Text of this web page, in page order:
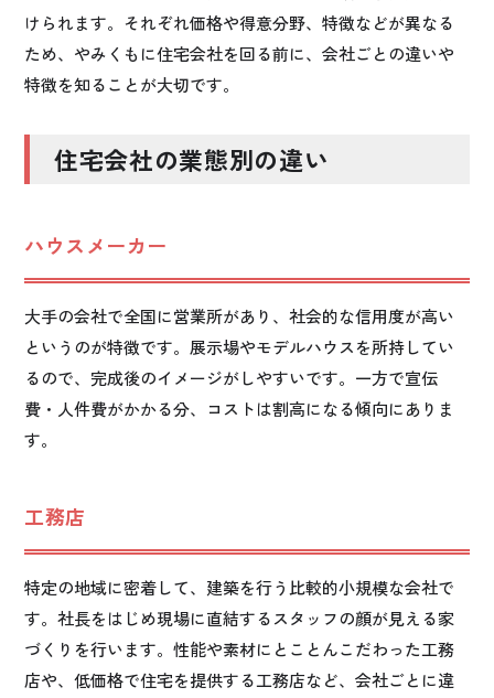
けられます。それぞれ価格や得意分野、特徴などが異なる
ため、やみくもに住宅会社を回る前に、会社ごとの違いや
特徴を知ることが大切です。
住宅会社の業態別の違い
ハウスメーカー
大手の会社で全国に営業所があり、社会的な信用度が高い
というのが特徴です。展示場やモデルハウスを所持してい
るので、完成後のイメージがしやすいです。一方で宣伝
費・人件費がかかる分、コストは割高になる傾向にありま
す。
工務店
特定の地域に密着して、建築を行う比較的小規模な会社で
す。社長をはじめ現場に直結するスタッフの顔が見える家
づくりを行います。性能や素材にとことんこだわった工務
店や、低価格で住宅を提供する工務店など、会社ごとに違